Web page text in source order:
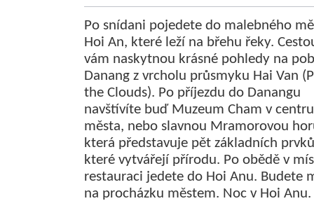
Po snídani pojedete do malebného
Hoi An, které leží na břehu řeky.
vám naskytnou krásné pohledy na
Danang z vrcholu průsmyku Hai Van
the Clouds). Po příjezdu do Danangu
navštívíte buď Muzeum Cham v centru
města, nebo slavnou Mramorovou
která představuje pět základních
které vytvářejí přírodu. Po obědě v
restauraci jedete do Hoi Anu. Budete
na procházku městem. Noc v Hoi Anu.